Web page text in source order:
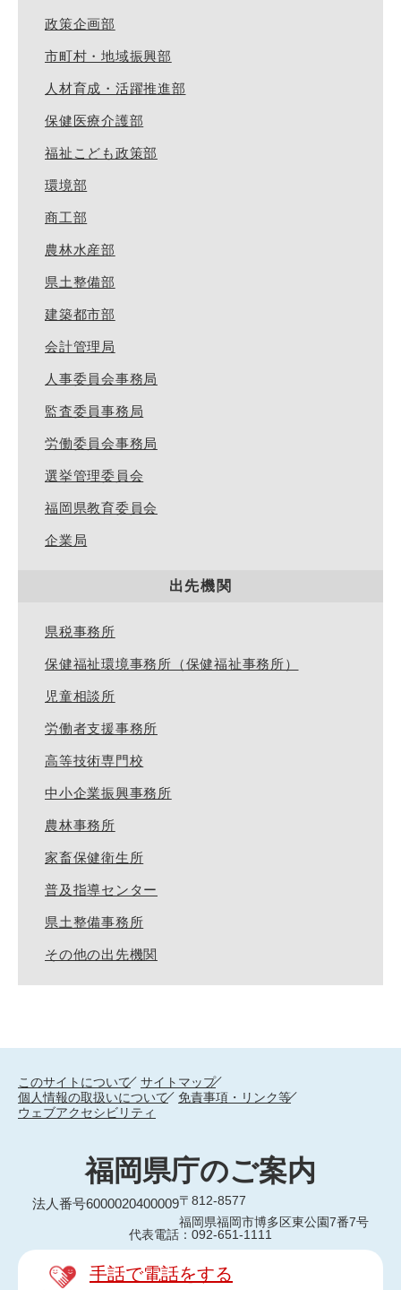
政策企画部
市町村・地域振興部
人材育成・活躍推進部
保健医療介護部
福祉こども政策部
環境部
商工部
農林水産部
県土整備部
建築都市部
会計管理局
人事委員会事務局
監査委員事務局
労働委員会事務局
選挙管理委員会
福岡県教育委員会
企業局
出先機関
県税事務所
保健福祉環境事務所（保健福祉事務所）
児童相談所
労働者支援事務所
高等技術専門校
中小企業振興事務所
農林事務所
家畜保健衛生所
普及指導センター
県土整備事務所
その他の出先機関
このサイトについて
サイトマップ
個人情報の取扱いについて
免責事項・リンク等
ウェブアクセシビリティ
福岡県庁のご案内
法人番号6000020400009〒812-8577
福岡県福岡市博多区東公園7番7号
代表電話：092-651-1111
手話で電話をする